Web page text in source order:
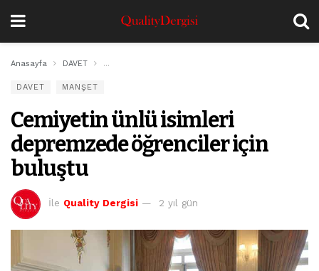
Anasayfa DAVET Cemiyetin ünlü isimleri depremzede öğrenciler için
DAVET MANŞET
Cemiyetin ünlü isimleri
depremzede öğrenciler için
buluştu
İle Quality Dergisi 2 yıl gün